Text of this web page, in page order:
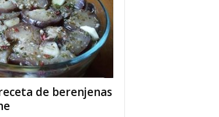
de berenjenas